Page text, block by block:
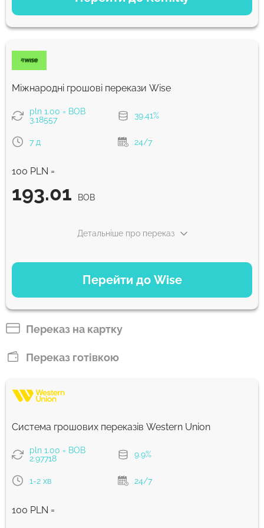
Економний
293.53 BOB 5 д
293.53 BOB
Комісія Strumok, завжди 0%
Міжнародні грошові перекази Wise
pln 1.00 = BOB
3.18557
39.41%
7 д 24/7
100 PLN =
193.01 BOB
Перейти до Wise
Детальніше про переказ
ВАРІАНТИ ОПЛАТИ
Сплатити банківським переказом
193.01 BOB 7 д
Комісія Strumok, завжди 0%
Переказ на картку
Переказ готівкою
Система грошових переказів Western Union
pln 1.00 = BOB
2.97718
9.9%
1-2 хв 24/7
100 PLN =